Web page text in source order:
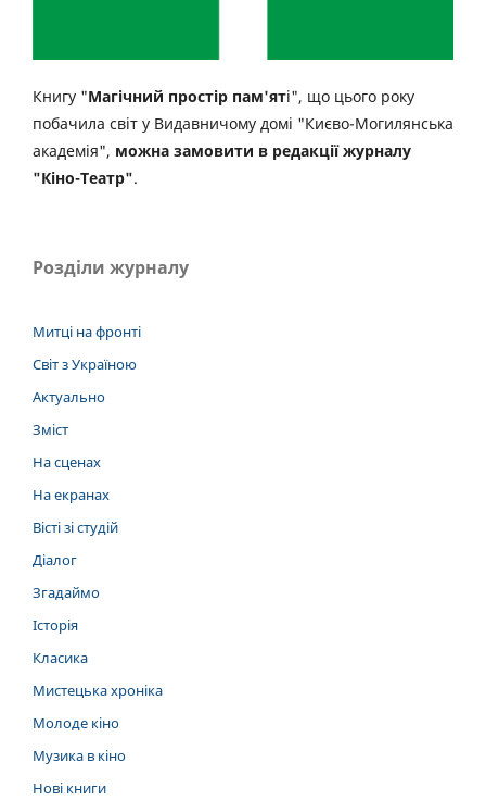
Книгу "Магічний простір пам'яті", що цього року
побачила світ у Видавничому домі "Києво-Могилянська
академія", можна замовити в редакції журналу
"Кіно-Театр".
Розділи журналу
Митці на фронті
Світ з Україною
Актуально
Зміст
На сценах
На екранах
Вісті зі студій
Діалог
Згадаймо
Історія
Класика
Мистецька хроніка
Молоде кіно
Музика в кіно
Нові книги